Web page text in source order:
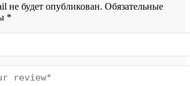
не будет опубликован. Обязательные
*